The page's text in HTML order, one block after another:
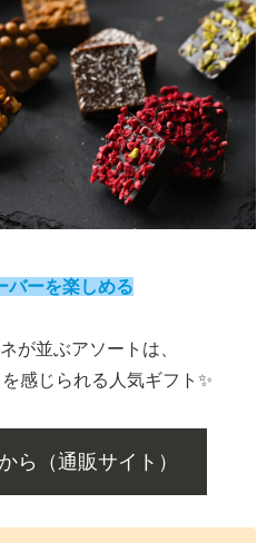
バーを楽しめる
が並ぶアソートは、
感じられる人気ギフト✨️
ら（通販サイト）